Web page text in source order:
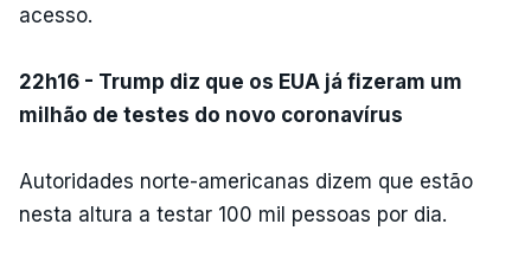
acesso.
22h16 - Trump diz que os EUA já fizeram um
milhão de testes do novo coronavírus
Autoridades norte-americanas dizem que estão
nesta altura a testar 100 mil pessoas por dia.